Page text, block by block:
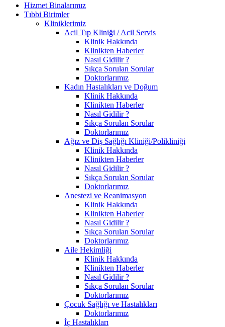
Hizmet Binalarımız
Tıbbi Birimler
Kliniklerimiz
Acil Tıp Kliniği / Acil Servis
Klinik Hakkında
Klinikten Haberler
Nasıl Gidilir ?
Sıkça Sorulan Sorular
Doktorlarımız
Kadın Hastalıkları ve Doğum
Klinik Hakkında
Klinikten Haberler
Nasıl Gidilir ?
Sıkça Sorulan Sorular
Doktorlarımız
Ağız ve Diş Sağlığı Kliniği/Polikliniği
Klinik Hakkında
Klinikten Haberler
Nasıl Gidilir ?
Sıkça Sorulan Sorular
Doktorlarımız
Anestezi ve Reanimasyon
Klinik Hakkında
Klinikten Haberler
Nasıl Gidilir ?
Sıkça Sorulan Sorular
Doktorlarımız
Aile Hekimliği
Klinik Hakkında
Klinikten Haberler
Nasıl Gidilir ?
Sıkça Sorulan Sorular
Doktorlarımız
Çocuk Sağlığı ve Hastalıkları
Doktorlarımız
İç Hastalıkları